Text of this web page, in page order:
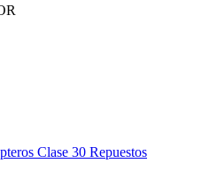
Clase 30 Repuestos